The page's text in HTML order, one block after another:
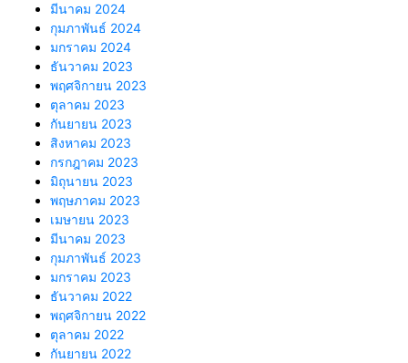
มีนาคม 2024
กุมภาพันธ์ 2024
มกราคม 2024
ธันวาคม 2023
พฤศจิกายน 2023
ตุลาคม 2023
กันยายน 2023
สิงหาคม 2023
กรกฎาคม 2023
มิถุนายน 2023
พฤษภาคม 2023
เมษายน 2023
มีนาคม 2023
กุมภาพันธ์ 2023
มกราคม 2023
ธันวาคม 2022
พฤศจิกายน 2022
ตุลาคม 2022
กันยายน 2022